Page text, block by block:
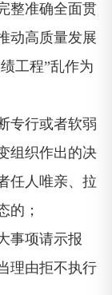
整准确全面贯
动高质量发展
工程”乱作为
专行或者软弱
组织作出的决
任人唯亲、拉
的；
事项请示报
理由拒不执行